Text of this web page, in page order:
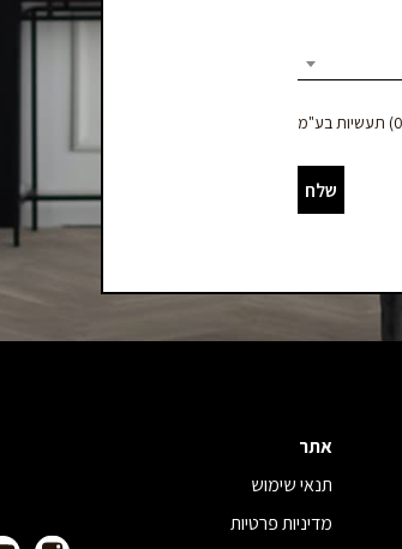
שלח
אתר
תנאי שימוש
מדיניות פרטיות